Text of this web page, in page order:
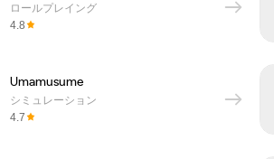
ロールプレイング
4.8
Umamusume
シミュレーション
4.7